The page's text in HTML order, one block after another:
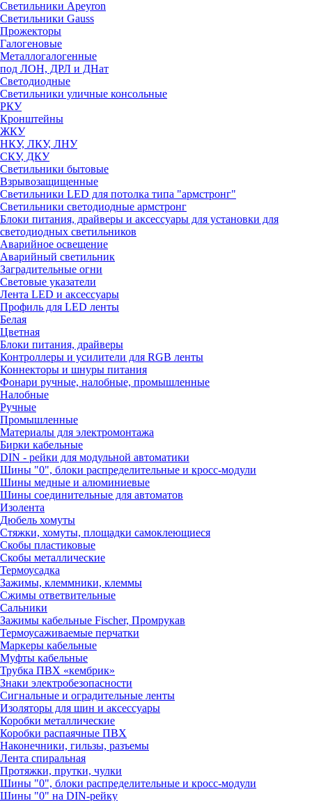
Светильники Apeyron
Светильники Gauss
Прожекторы
Галогеновые
Металлогалогенные
под ЛОН, ДРЛ и ДНат
Светодиодные
Светильники уличные консольные
РКУ
Кронштейны
ЖКУ
НКУ, ЛКУ, ЛНУ
СКУ, ДКУ
Светильники бытовые
Взрывозащищенные
Светильники LED для потолка типа "армстронг"
Светильники светодиодные армстронг
Блоки питания, драйверы и аксессуары для установки для
светодиодных светильников
Аварийное освещение
Аварийный светильник
Заградительные огни
Световые указатели
Лента LED и аксессуары
Профиль для LED ленты
Белая
Цветная
Блоки питания, драйверы
Контроллеры и усилители для RGB ленты
Коннекторы и шнуры питания
Фонари ручные, налобные, промышленные
Налобные
Ручные
Промышленные
Материалы для электромонтажа
Бирки кабельные
DIN - рейки для модульной автоматики
Шины "0", блоки распределительные и кросс-модули
Шины медные и алюминиевые
Шины соединительные для автоматов
Изолента
Дюбель хомуты
Стяжки, хомуты, площадки самоклеющиеся
Скобы пластиковые
Скобы металлические
Термоусадка
Зажимы, клеммники, клеммы
Сжимы ответвительные
Сальники
Зажимы кабельные Fischer, Промрукав
Термоусаживаемые перчатки
Маркеры кабельные
Муфты кабельные
Трубка ПВХ «кембрик»
Знаки электробезопасности
Сигнальные и оградительные ленты
Изоляторы для шин и аксессуары
Коробки металлические
Коробки распаячные ПВХ
Наконечники, гильзы, разъемы
Лента спиральная
Протяжки, прутки, чулки
Шины "0", блоки распределительные и кросс-модули
Шины "0" на DIN-рейку